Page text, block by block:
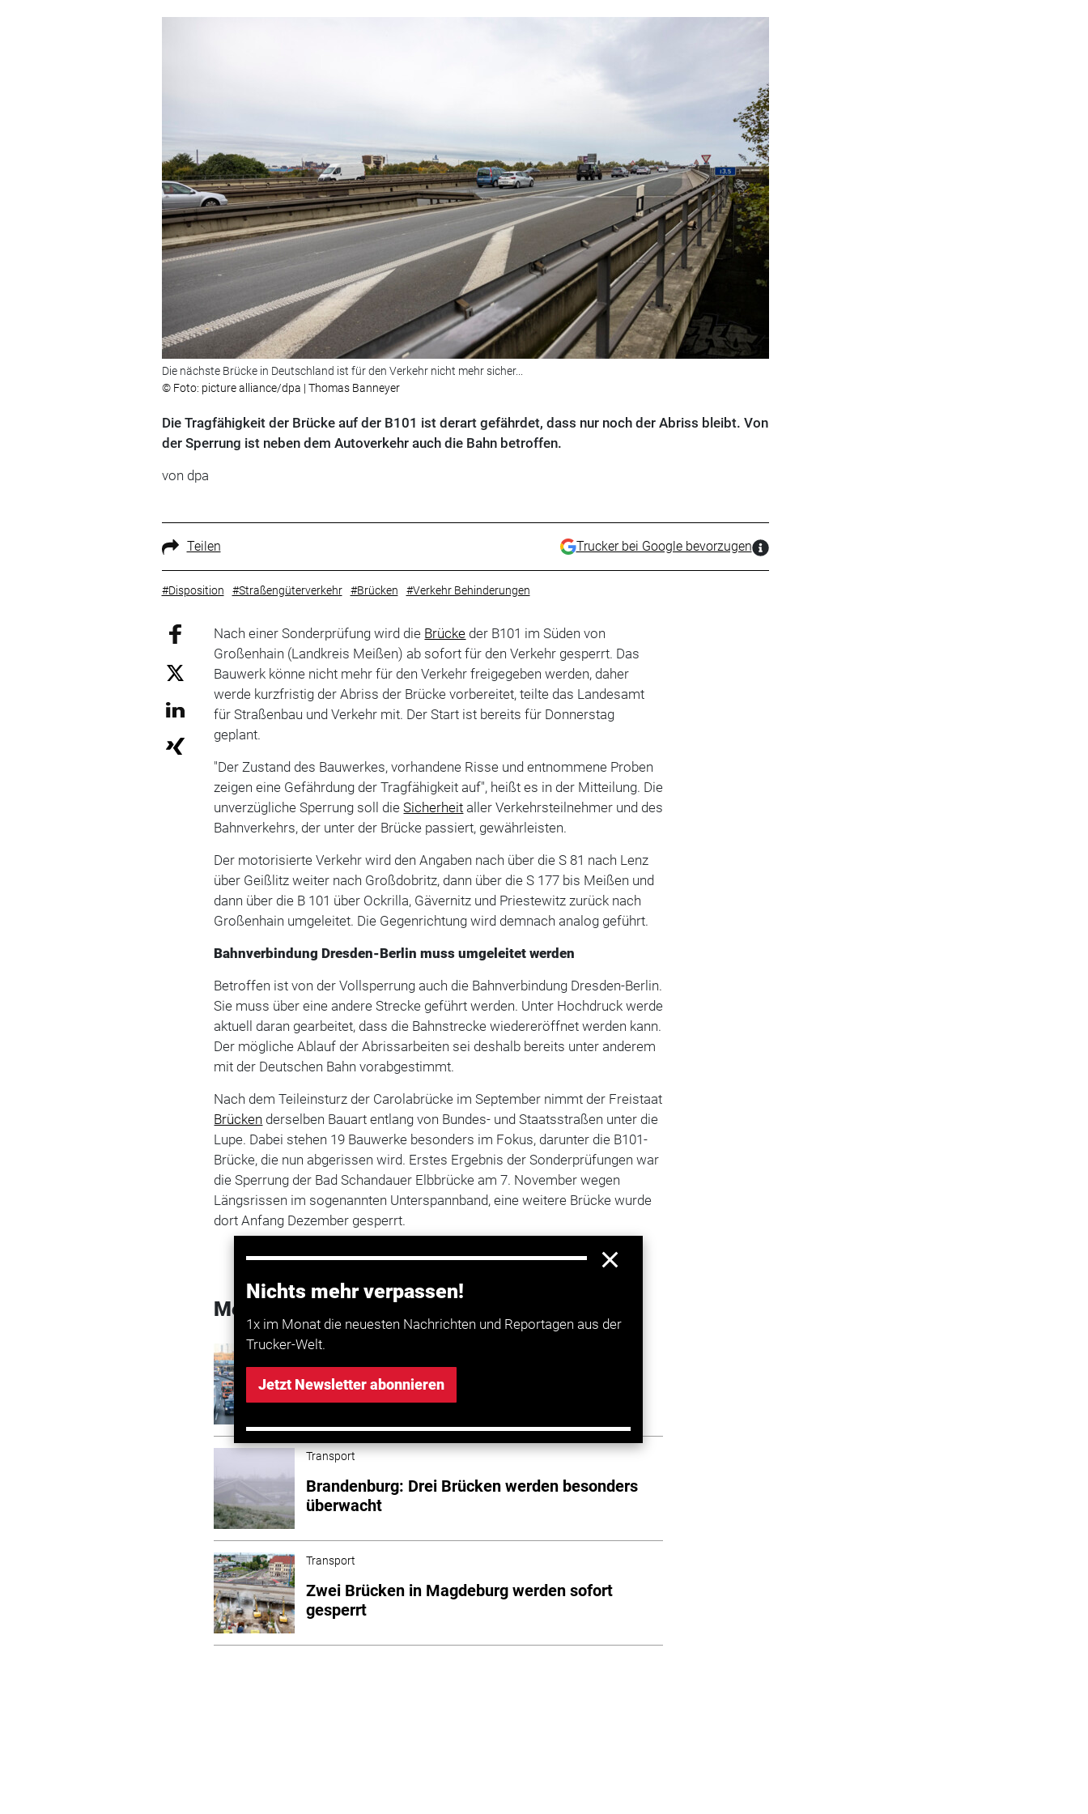
Die nächste Brücke in Deutschland ist für den Verkehr nicht mehr sicher...
© Foto: picture alliance/dpa | Thomas Banneyer
Die Tragfähigkeit der Brücke auf der B101 ist derart gefährdet, dass nur noch der Abriss bleibt. Von
der Sperrung ist neben dem Autoverkehr auch die Bahn betroffen.
von dpa
Teilen Trucker bei Google bevorzugen
#Disposition #Straßengüterverkehr #Brücken #Verkehr Behinderungen
Nichts mehr verpassen!
1x im Monat die neuesten Nachrichten und Reportagen aus der
Trucker-Welt.
Jetzt Newsletter abonnieren
Nach einer Sonderprüfung wird die Brücke der B101 im Süden von
Großenhain (Landkreis Meißen) ab sofort für den Verkehr gesperrt. Das
Bauwerk könne nicht mehr für den Verkehr freigegeben werden, daher
werde kurzfristig der Abriss der Brücke vorbereitet, teilte das Landesamt
für Straßenbau und Verkehr mit. Der Start ist bereits für Donnerstag
geplant.
"Der Zustand des Bauwerkes, vorhandene Risse und entnommene Proben
zeigen eine Gefährdung der Tragfähigkeit auf", heißt es in der Mitteilung. Die
unverzügliche Sperrung soll dieSicherheit aller Verkehrsteilnehmer und des
Bahnverkehrs, der unter der Brücke passiert, gewährleisten.
Der motorisierte Verkehr wird den Angaben nach über die S 81 nach Lenz
über Geißlitz weiter nach Großdobritz, dann über die S 177 bis Meißen und
dann über die B 101 über Ockrilla, Gävernitz und Priestewitz zurück nach
Großenhain umgeleitet. Die Gegenrichtung wird demnach analog geführt.
Bahnverbindung Dresden-Berlin muss umgeleitet werden
Betroffen ist von der Vollsperrung auch die Bahnverbindung Dresden-Berlin.
Sie muss über eine andere Strecke geführt werden. Unter Hochdruck werde
aktuell daran gearbeitet, dass die Bahnstrecke wiedereröffnet werden kann.
Der mögliche Ablauf der Abrissarbeiten sei deshalb bereits unter anderem
mit der Deutschen Bahn vorabgestimmt.
Nach dem Teileinsturz der Carolabrücke im September nimmt der Freistaat
Brücken derselben Bauart entlang von Bundes- und Staatsstraßen unter die
Lupe. Dabei stehen 19 Bauwerke besonders im Fokus, darunter die B101-
Brücke, die nun abgerissen wird. Erstes Ergebnis der Sonderprüfungen war
die Sperrung der Bad Schandauer Elbbrücke am 7. November wegen
Längsrissen im sogenannten Unterspannband, eine weitere Brücke wurde
dort Anfang Dezember gesperrt.
Mehr zum Thema entdecken
Transport
Berlin: Vollsperrung der Ringbahnbrücke A100
Transport
Brandenburg: Drei Brücken werden besonders
überwacht
Transport
Zwei Brücken in Magdeburg werden sofort
gesperrt